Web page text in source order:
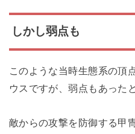
しかし弱点も
このような当時生態系の頂
ウスですが、弱点もあった
敵からの攻撃を防御する甲